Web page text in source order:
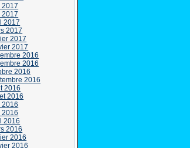
2017
2017
2017
2017
2017
2017
2016
2016
2016
2016
2016
2016
2016
2016
2016
2016
2016
2016